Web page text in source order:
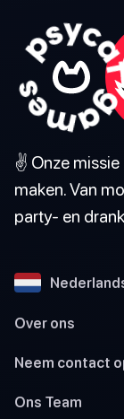
✌️ Onze
maken. Van
party- en
Over ons
Neem contact
Ons Team